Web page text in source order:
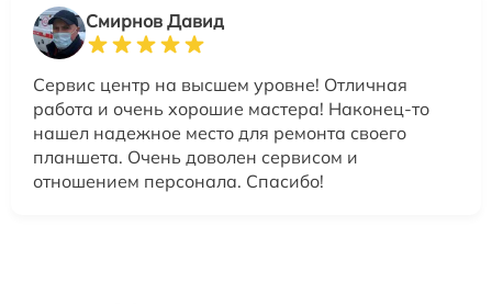
Смирнов Давид
Сервис центр на высшем уровне! Отличная
работа и очень хорошие мастера! Наконец-то
нашел надежное место для ремонта своего
планшета. Очень доволен сервисом и
отношением персонала. Спасибо!